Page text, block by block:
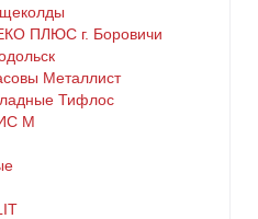
ПЛЮС г. Боровичи
Металлист
Тифлос
М